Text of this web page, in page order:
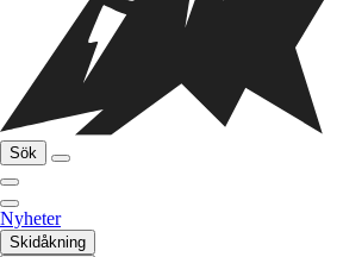
Sök
Nyheter
Skidåkning